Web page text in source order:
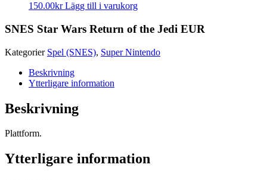
150.00kr Lägg till i varukorg
SNES Star Wars Return of the Jedi EUR
Kategorier Spel (SNES), Super Nintendo
Beskrivning
Ytterligare information
Beskrivning
Plattform.
Ytterligare information